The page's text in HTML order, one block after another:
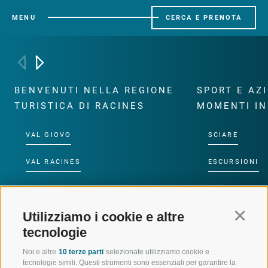
Utilizziamo i cookie e altre
tecnologie
Noi e altre 10 terze parti selezionate utilizziamo cookie e
tecnologie simili. Questi strumenti sono essenziali per garantire la
MENU CERCA E PRENOTA
BENVENUTI NELLA REGIONE
TURISTICA DI RACINES
VAL GIOVO
VAL RACINES
VAL RIDANNA
IMPIANTI DI RISALITA
SCUOLA DI SCI RACINES
SPORT E
MOMENTI
SCIARE
ESCURSIONI
ALTA